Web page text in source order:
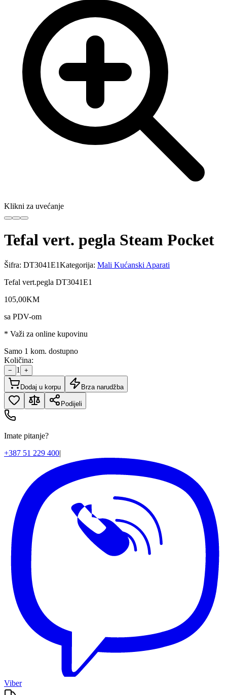
Klikni za uvećanje
Tefal vert. pegla Steam Pocket
Šifra: DT3041E1Kategorija: Mali Kućanski Aparati
Tefal vert.pegla DT3041E1
105,00KM
sa PDV-om
* Važi za online kupovinu
Samo 1 kom. dostupno
Količina:
− 1 +
Dodaj u korpu Brza narudžba
Podijeli
Imate pitanje?
+387 51 229 400|
Viber